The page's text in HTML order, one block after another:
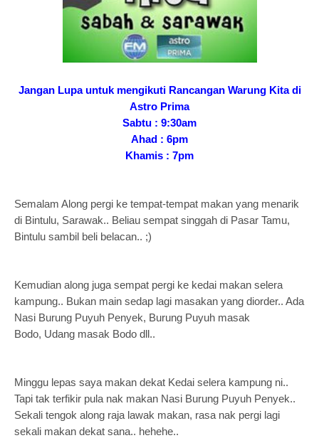
Jangan Lupa untuk mengikuti Rancangan Warung Kita di
Astro Prima
Sabtu : 9:30am
Ahad : 6pm
Khamis : 7pm
Semalam Along pergi ke tempat-tempat makan yang menarik
di Bintulu, Sarawak.. Beliau sempat singgah di Pasar Tamu,
Bintulu sambil beli belacan.. ;)
Kemudian along juga sempat pergi ke kedai makan selera
kampung.. Bukan main sedap lagi masakan yang diorder.. Ada
Nasi Burung Puyuh Penyek, Burung Puyuh masak
Bodo, Udang masak Bodo dll..
Minggu lepas saya makan dekat Kedai selera kampung ni..
Tapi tak terfikir pula nak makan Nasi Burung Puyuh Penyek..
Sekali tengok along raja lawak makan, rasa nak pergi lagi
sekali makan dekat sana.. hehehe..